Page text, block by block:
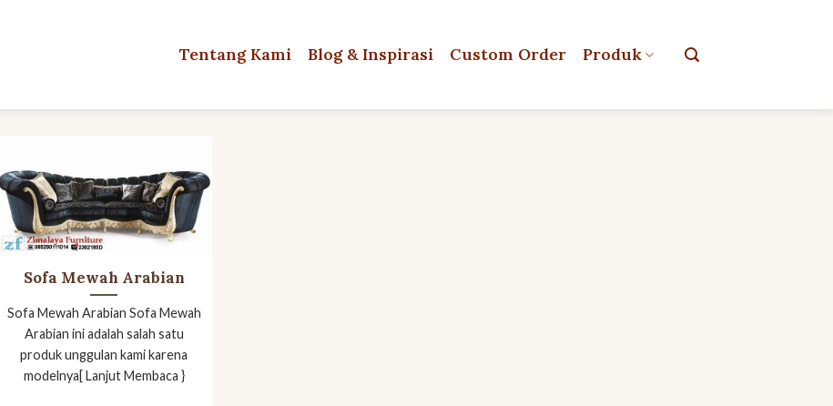
Tentang Kami Blog & Inspirasi Custom Order Produk
Sofa Mewah Arabian
Sofa Mewah Arabian Sofa Mewah
Arabian ini adalah salah satu
produk unggulan kami karena
modelnya[ Lanjut Membaca }